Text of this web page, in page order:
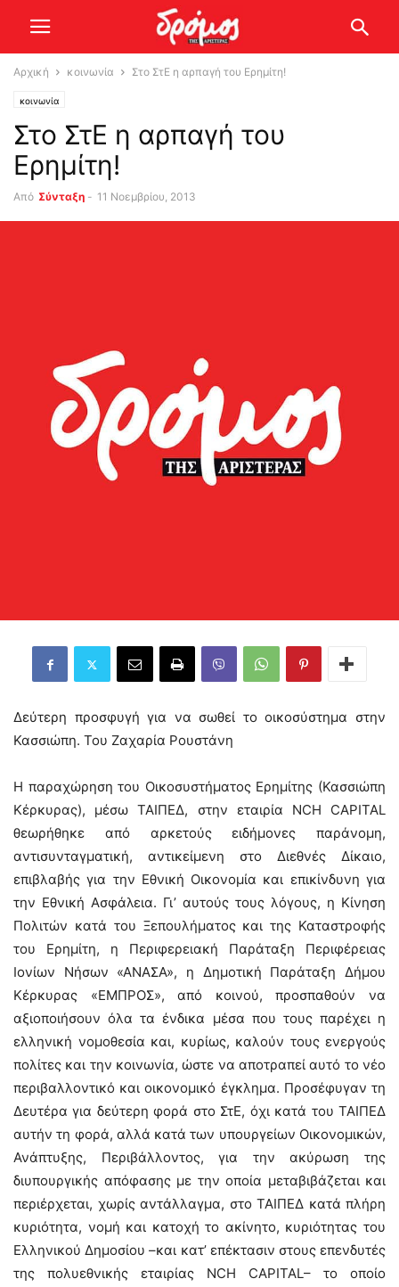
Αρχική κοινωνία Στο ΣτΕ η αρπαγή του Ερημίτη!
κοινωνία
Στο ΣτΕ η αρπαγή του
Ερημίτη!
Από Σύνταξη - 11 Νοεμβρίου, 2013
Δεύτερη προσφυγή για να σωθεί το οικοσύστημα στην
Κασσιώπη. Του Ζαχαρία Ρουστάνη
H παραχώρηση του Οικοσυστήματος Ερημίτης (Κασσιώπη
Κέρκυρας), μέσω ΤΑΙΠΕΔ, στην εταιρία NCH CAPITAL
θεωρήθηκε από αρκετούς ειδήμονες παράνομη,
αντισυνταγματική, αντικείμενη στο Διεθνές Δίκαιο,
επιβλαβής για την Εθνική Οικονομία και επικίνδυνη για
την Εθνική Ασφάλεια. Γι’ αυτούς τους λόγους, η Κίνηση
Πολιτών κατά του Ξεπουλήματος και της Καταστροφής
του Ερημίτη, η Περιφερειακή Παράταξη Περιφέρειας
Ιονίων Νήσων «ΑΝΑΣΑ», η Δημοτική Παράταξη Δήμου
Κέρκυρας «ΕΜΠΡΟΣ», από κοινού, προσπαθούν να
αξιοποιήσουν όλα τα ένδικα μέσα που τους παρέχει η
ελληνική νομοθεσία και, κυρίως, καλούν τους ενεργούς
πολίτες και την κοινωνία, ώστε να αποτραπεί αυτό το νέο
περιβαλλοντικό και οικονομικό έγκλημα. Προσέφυγαν τη
Δευτέρα για δεύτερη φορά στο ΣτΕ, όχι κατά του ΤΑΙΠΕΔ
αυτήν τη φορά, αλλά κατά των υπουργείων Οικονομικών,
Ανάπτυξης, Περιβάλλοντος, για την ακύρωση της
διυπουργικής απόφασης με την οποία μεταβιβάζεται και
περιέρχεται, χωρίς αντάλλαγμα, στο ΤΑΙΠΕΔ κατά πλήρη
κυριότητα, νομή και κατοχή το ακίνητο, κυριότητας του
Ελληνικού Δημοσίου –και κατ’ επέκτασιν στους επενδυτές
της πολυεθνικής εταιρίας NCH CAPITAL– το οποίο